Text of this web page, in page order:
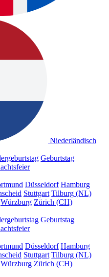
Niederländisch
Geburtstag
Düsseldorf Hamburg
Stuttgart Tilburg (NL)
Würzburg Zürich (CH)
Geburtstag
Düsseldorf Hamburg
Stuttgart Tilburg (NL)
Würzburg Zürich (CH)